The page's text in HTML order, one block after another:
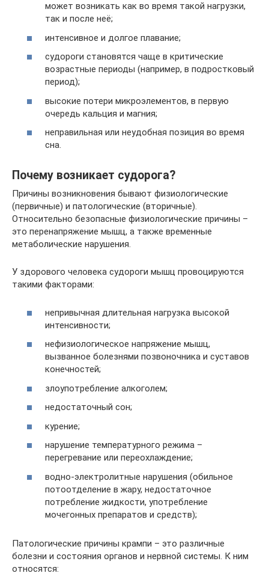
может возникать как во время такой нагрузки,
так и после неё;
интенсивное и долгое плавание;
судороги становятся чаще в критические
возрастные периоды (например, в подростковый
период);
высокие потери микроэлементов, в первую
очередь кальция и магния;
неправильная или неудобная позиция во время
сна.
Почему возникает судорога?
Причины возникновения бывают физиологические
(первичные) и патологические (вторичные).
Относительно безопасные физиологические причины –
это перенапряжение мышц, а также временные
метаболические нарушения.
У здорового человека судороги мышц провоцируются
такими факторами:
непривычная длительная нагрузка высокой
интенсивности;
нефизиологическое напряжение мышц,
вызванное болезнями позвоночника и суставов
конечностей;
злоупотребление алкоголем;
недостаточный сон;
курение;
нарушение температурного режима –
перегревание или переохлаждение;
водно-электролитные нарушения (обильное
потоотделение в жару, недостаточное
потребление жидкости, употребление
мочегонных препаратов и средств);
Патологические причины крампи – это различные
болезни и состояния органов и нервной системы. К ним
относятся: